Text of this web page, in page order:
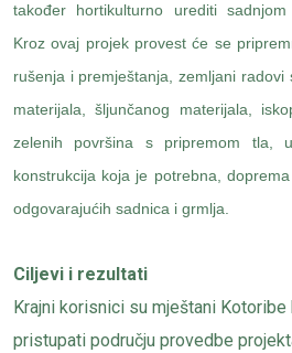
također hortikulturno urediti
Kroz ovaj projek provest će se
rušenja i premještanja, zemljani radovi
materijala, šljunčanog materijala,
zelenih površina s pripremom tla,
konstrukcija koja je potrebna,
odgovarajućih sadnica i grmlja.
Ciljevi i rezultati
Krajni korisnici su mještani
pristupati području provedbe